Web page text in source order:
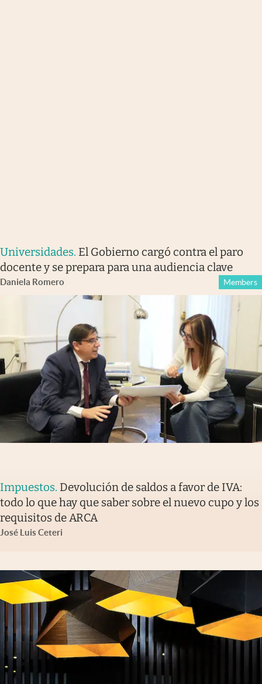
Universidades. El Gobierno cargó contra el paro
docente y se prepara para una audiencia clave
Daniela Romero Members
Impuestos. Devolución de saldos a favor de IVA:
todo lo que hay que saber sobre el nuevo cupo y los
requisitos de ARCA
José Luis Ceteri